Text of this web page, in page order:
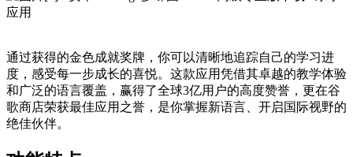
通过获得的金色成就奖牌，你可以清晰地追踪自己的学习进
度，感受每一步成长的喜悦。这款应用凭借其卓越的教学体验
和广泛的语言覆盖，赢得了全球3亿用户的高度赞誉，更在谷
歌商店荣获最佳应用之誉，是你掌握新语言、开启国际视野的
绝佳伙伴。